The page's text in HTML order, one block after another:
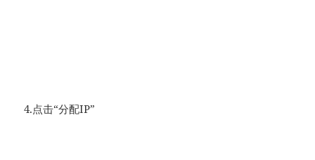
4.点击“分配IP”